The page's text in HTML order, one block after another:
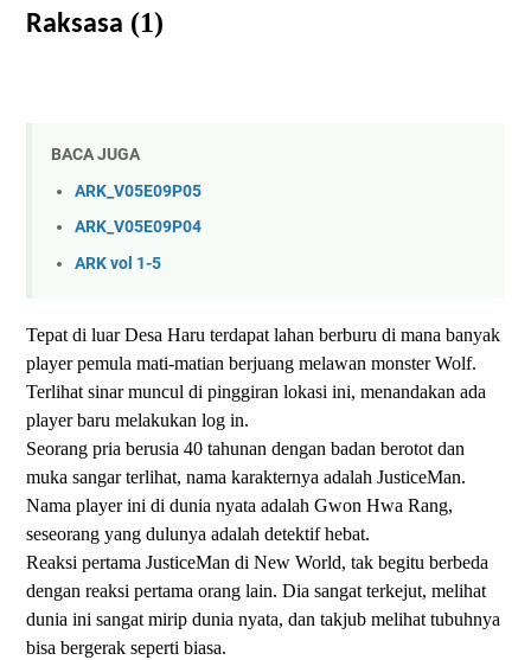
Raksasa (1)
BACA JUGA
ARK_V05E09P05
ARK_V05E09P04
ARK vol 1-5
Tepat di luar Desa Haru terdapat lahan berburu di mana banyak
player pemula mati-matian berjuang melawan monster Wolf.
Terlihat sinar muncul di pinggiran lokasi ini, menandakan ada
player baru melakukan log in.
Seorang pria berusia 40 tahunan dengan badan berotot dan
muka sangar terlihat, nama karakternya adalah JusticeMan.
Nama player ini di dunia nyata adalah Gwon Hwa Rang,
seseorang yang dulunya adalah detektif hebat.
Reaksi pertama JusticeMan di New World, tak begitu berbeda
dengan reaksi pertama orang lain. Dia sangat terkejut, melihat
dunia ini sangat mirip dunia nyata, dan takjub melihat tubuhnya
bisa bergerak seperti biasa.